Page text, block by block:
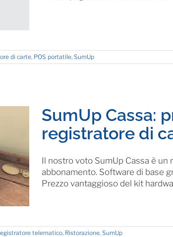
di carte, POS portatile, SumUp
SumUp Cassa:
registratore di
Il nostro voto SumUp Cassa è
abbonamento. Software di base
Prezzo vantaggioso del kit
telematico, Ristorazione, SumUp